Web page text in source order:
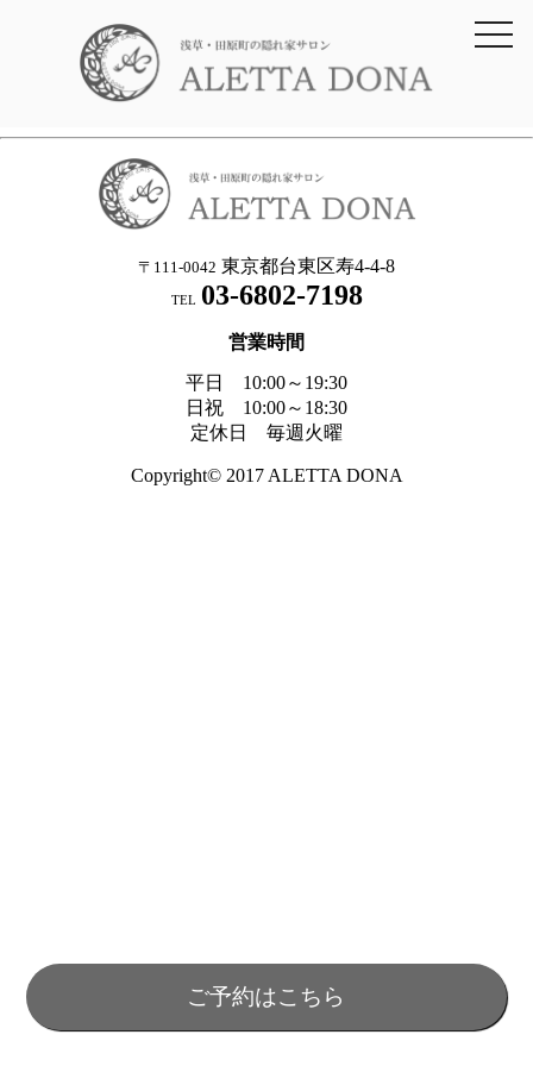
toggle
ご予約はこちら
〒111-0042 東京都台東区寿4-4-8
TEL 03-6802-7198
営業時間
平日 10:00～19:30
日祝 10:00～18:30
定休日 毎週火曜
Copyright© 2017 ALETTA DONA